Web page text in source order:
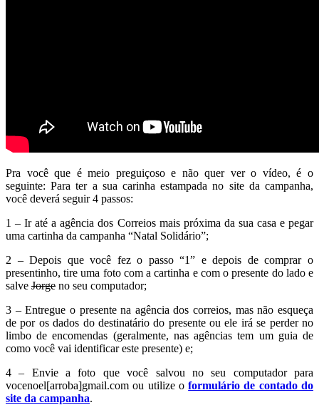
Pra você que é meio preguiçoso e não quer ver o vídeo, é o
seguinte: Para ter a sua carinha estampada no site da campanha,
você deverá seguir 4 passos:
1 – Ir até a agência dos Correios mais próxima da sua casa e pegar
uma cartinha da campanha “Natal Solidário”;
2 – Depois que você fez o passo “1” e depois de comprar o
presentinho, tire uma foto com a cartinha e com o presente do lado e
salve Jorge no seu computador;
3 – Entregue o presente na agência dos correios, mas não esqueça
de por os dados do destinatário do presente ou ele irá se perder no
limbo de encomendas (geralmente, nas agências tem um guia de
como você vai identificar este presente) e;
4 – Envie a foto que você salvou no seu computador para
vocenoel[arroba]gmail.com ou utilize oformulário de contado do
site da campanha.